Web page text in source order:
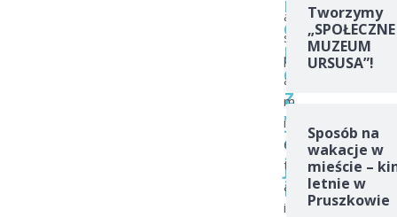
o
p
o
z
y
c
j
i
a
s
p
a
m
i
ę
t
a
i
Tworzymy
„SPOŁECZNE
MUZEUM
URSUSA”!
Sposób na
wakacje w
mieście –
letnie w
Pruszkowie